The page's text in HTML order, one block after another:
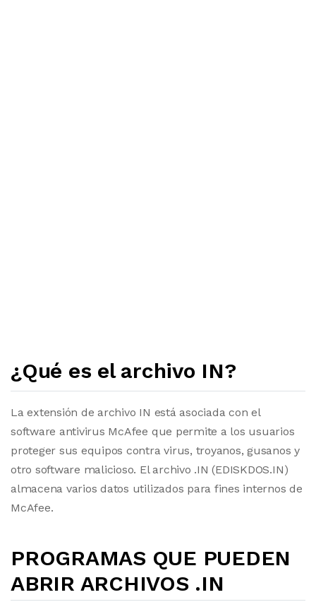
¿Qué es el archivo IN?
La extensión de archivo IN está asociada con el
software antivirus McAfee que permite a los usuarios
proteger sus equipos contra virus, troyanos, gusanos y
otro software malicioso. El archivo .IN (EDISKDOS.IN)
almacena varios datos utilizados para fines internos de
McAfee.
PROGRAMAS QUE PUEDEN
ABRIR ARCHIVOS .IN